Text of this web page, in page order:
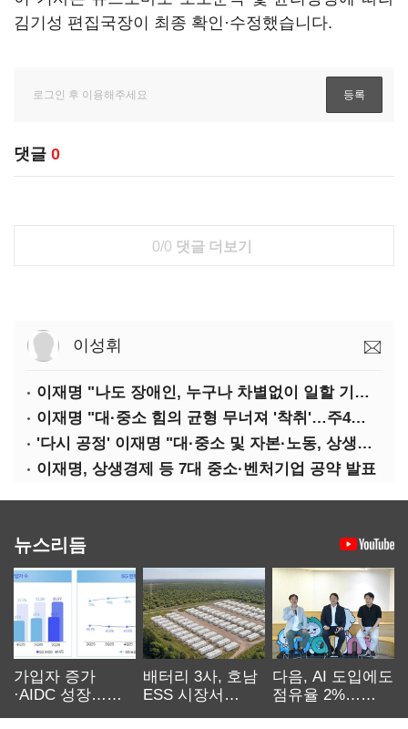
김기성 편집국장이 최종 확인·수정했습니다.
댓글 0
0/0 댓글 더보기
이성휘
이재명 "나도 장애인, 누구나 차별없이 일할 기회 중요"
이재명 "대·중소 힘의 균형 무너져 '착취'…주4일제, 가야할 길"
'다시 공정' 이재명 "대·중소 및 자본·노동, 상생하는 공정한 성장"
이재명, 상생경제 등 7대 중소·벤처기업 공약 발표
뉴스리듬
가입자 증가
·AIDC 성장…
배터리 3사, 호남
ESS 시장서
다음, AI 도입에도
점유율 2%…